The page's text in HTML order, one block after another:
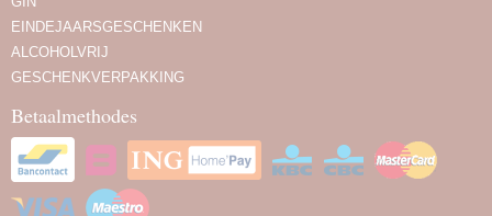
EINDEJAARSGESCHENKEN
ALCOHOLVRIJ
GESCHENKVERPAKKING
Betaalmethodes